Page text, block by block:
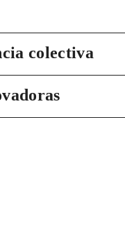
colectiva